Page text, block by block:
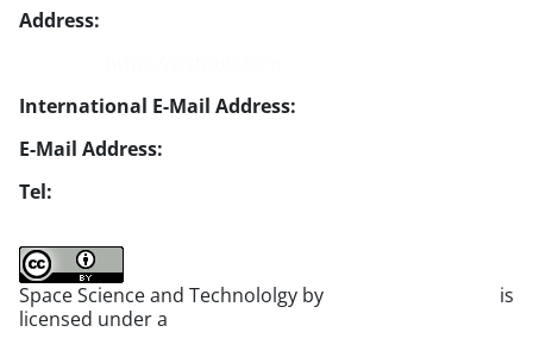
Address:
International E-Mail Address:
E-Mail Address:
Tel:
Space Science and Technololgy by
is
licensed under a